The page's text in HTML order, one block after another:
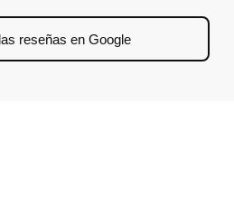
reseñas en Google